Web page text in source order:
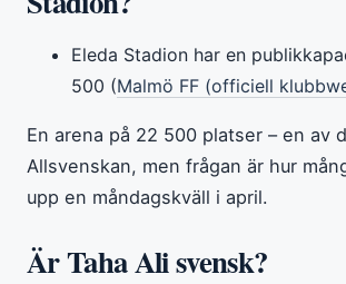
Eleda Stadion har en
500 (Malmö FF (officiell
En arena på 22 500 platser – en av
Allsvenskan, men frågan är hur
upp en måndagskväll i april.
Är Taha Ali svensk?